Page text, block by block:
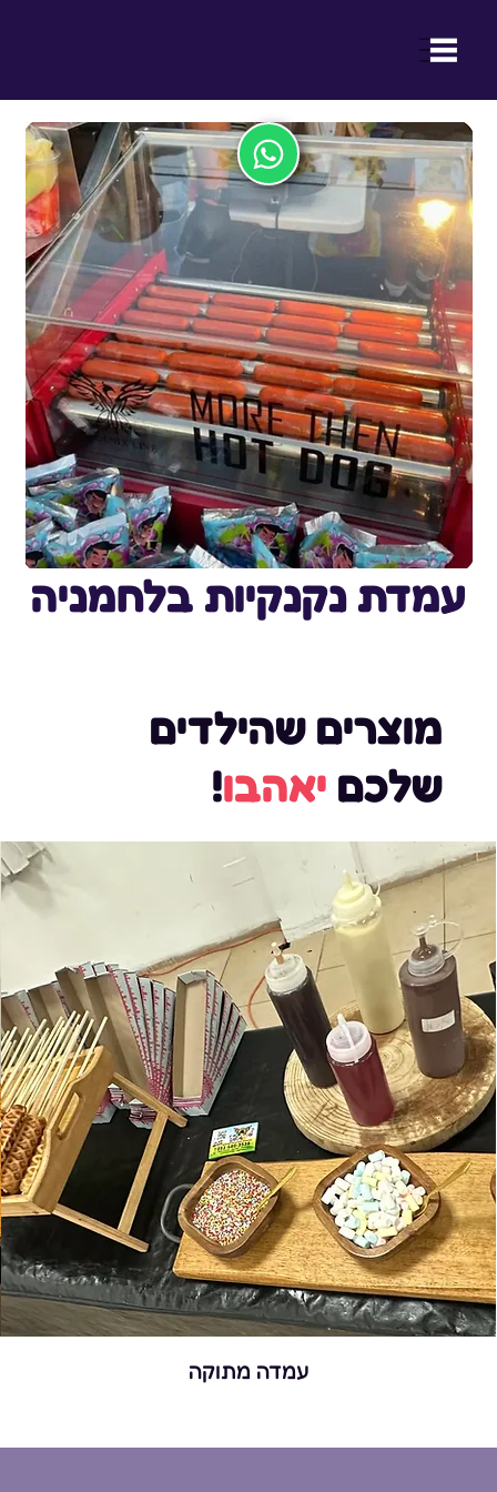
מוצרים שהילדים
שלכם יאהבו!
עמדה מתוקה
עמדת נקנקיות בלחמניה